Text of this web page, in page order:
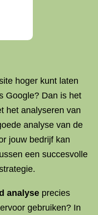
hoger kunt laten
Google? Dan is het
het analyseren van
analyse van de
jouw bedrijf kan
een succesvolle
analyse precies
gebruiken? In